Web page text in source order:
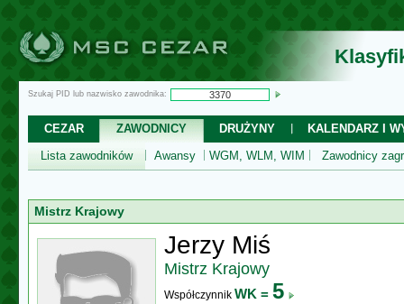
Szukaj PID lub nazwisko zawodnika:
CEZAR ZAWODNICY DRUŻYNY
KALENDARZ I
Lista zawodników
Awansy WGM, WLM, WIM Zawodnicy
Mistrz Krajowy
Jerzy Miś
Mistrz Krajowy
Współczynnik WK = 5